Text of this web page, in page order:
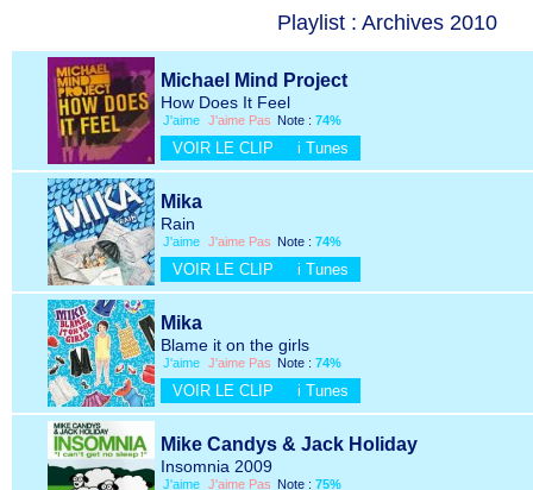
Playlist : Archives 2010
Michael Mind Project
How Does It Feel
J'aime J'aime Pas Note : 74%
VOIR LE CLIP i Tunes
Mika
Rain
J'aime J'aime Pas Note : 74%
VOIR LE CLIP i Tunes
Mika
Blame it on the girls
J'aime J'aime Pas Note : 74%
VOIR LE CLIP i Tunes
Mike Candys & Jack Holiday
Insomnia 2009
J'aime J'aime Pas Note : 75%